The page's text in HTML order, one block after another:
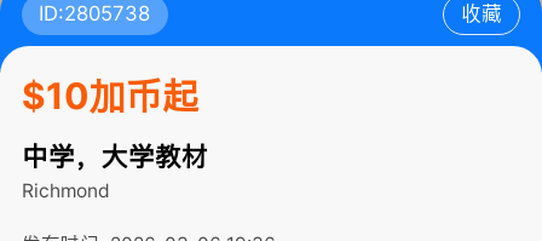
ID:2805738 收藏
$10加币起
中学，大学教材
Richmond